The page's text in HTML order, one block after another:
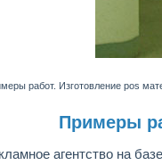
работ. Изготовление pos
Примеры
агентство на